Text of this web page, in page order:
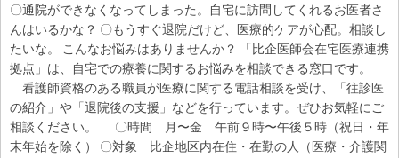
〇通院ができなくなってしまった。自宅に訪問してくれるお医者さ
んはいるかな？ 〇もうすぐ退院だけど、医療的ケアが心配。相談し
たいな。 こんなお悩みはありませんか？ 「比企医師会在宅医療連携
拠点」は、自宅での療養に関するお悩みを相談できる窓口です。
看護師資格のある職員が医療に関する電話相談を受け、「往診医
の紹介」や「退院後の支援」などを行っています。ぜひお気軽にご
相談ください。 〇時間 月〜金 午前９時〜午後５時（祝日・年
末年始を除く） 〇対象 比企地区内在住・在勤の人（医療・介護関